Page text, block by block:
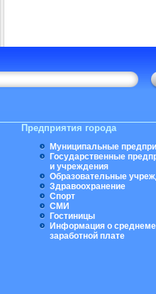
Предприятия города
Муниципальные
Государственные
и учреждения
Образовательные
Здравоохранение
Спорт
СМИ
Гостиницы
Информация о
заработной плате